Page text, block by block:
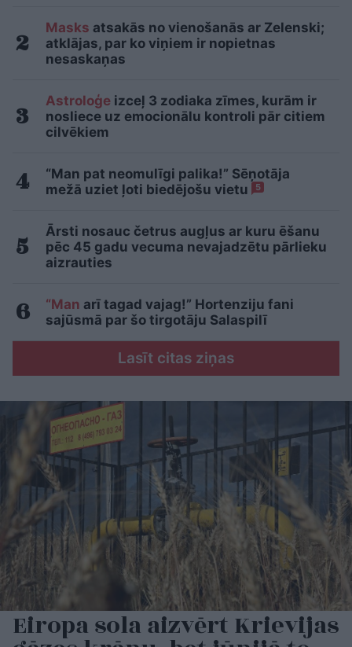
Masks atsakās no vienošanās ar Zelenski;
atklājas, par ko viņiem ir nopietnas
nesaskaņas
Astroloģe izceļ 3 zodiaka zīmes, kurām ir
nosliece uz emocionālu kontroli pār citiem
cilvēkiem
“Man pat neomulīgi palika!” Sēņotāja
mežā uziet ļoti biedējošu vietu
5
Ārsti nosauc četrus augļus ar kuru ēšanu
pēc 45 gadu vecuma nevajadzētu pārlieku
aizrauties
“Man arī tagad vajag!” Hortenziju fani
sajūsmā par šo tirgotāju Salaspilī
Lasīt citas ziņas
Eiropa sola aizvērt Krievijas